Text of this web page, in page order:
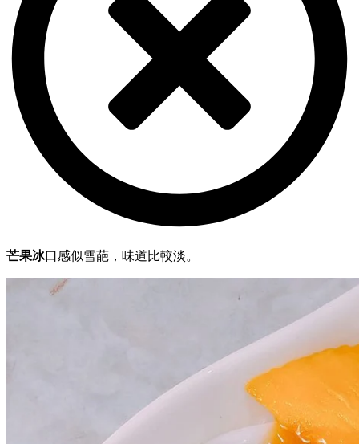
芒果冰口感似雪葩，味道比較淡。